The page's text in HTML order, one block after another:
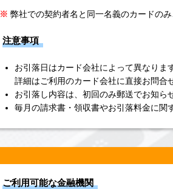
※ 弊社での契約者名と同一名義のカードのみ
注意事項
お引落日はカード会社によって異なりま
詳細はご利用のカード会社に直接お問合
お引落し内容は、初回のみ郵送でお知ら
毎月の請求書・領収書やお引落料金に関
ご利用可能な金融機関